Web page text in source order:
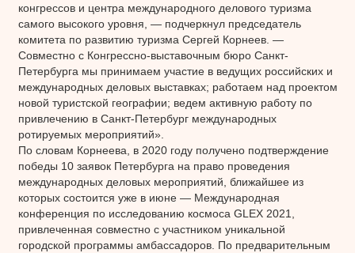
конгрессов и центра международного делового туризма
самого высокого уровня, — подчеркнул председатель
комитета по развитию туризма Сергей Корнеев. —
Совместно с Конгрессно-выставочным бюро Санкт-
Петербурга мы принимаем участие в ведущих российских и
международных деловых выставках; работаем над проектом
новой туристской географии; ведем активную работу по
привлечению в Санкт-Петербург международных
ротируемых мероприятий».
По словам Корнеева, в 2020 году получено подтверждение
победы 10 заявок Петербурга на право проведения
международных деловых мероприятий, ближайшее из
которых состоится уже в июне — Международная
конференция по исследованию космоса GLEX 2021,
привлеченная совместно с участником уникальной
городской программы амбассадоров. По предварительным